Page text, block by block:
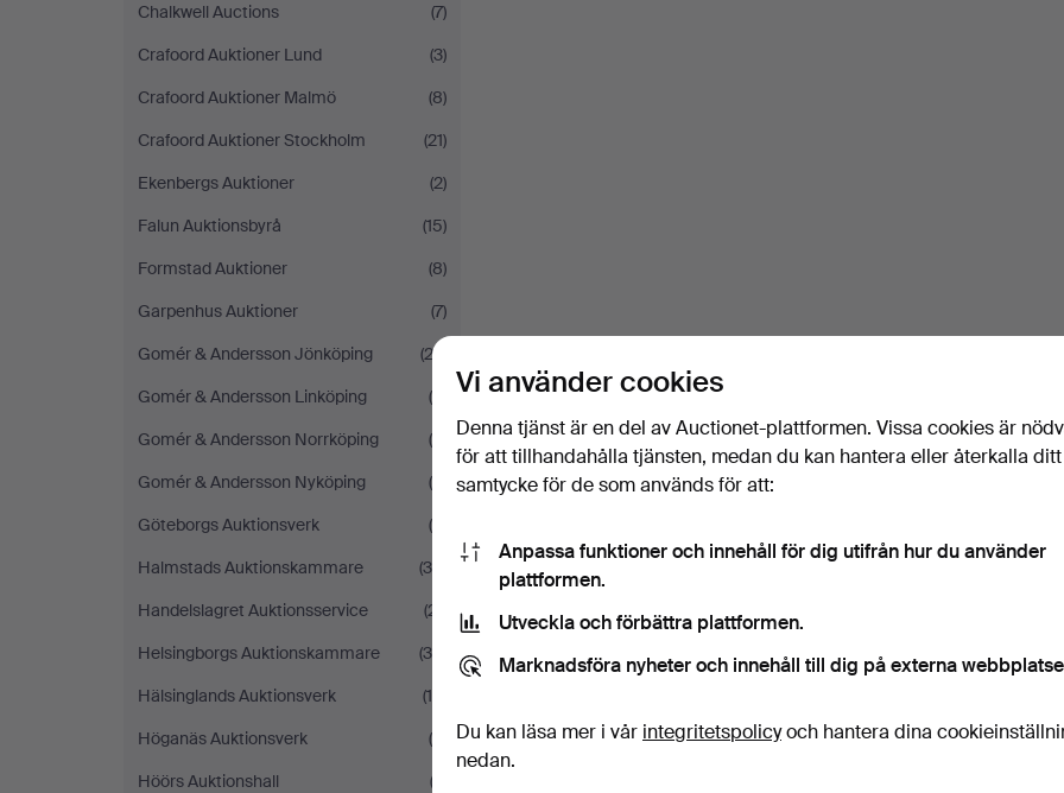
Chalkwell Auctions
(7)
Crafoord Auktioner Lund
(3)
Crafoord Auktioner Malmö
(8)
Crafoord Auktioner Stockholm
(21)
Ekenbergs Auktioner
(2)
Falun Auktionsbyrå
(15)
Formstad Auktioner
(8)
Garpenhus Auktioner
(7)
Gomér & Andersson Jönköping
(22)
Gomér & Andersson Linköping
(5)
Gomér & Andersson Norrköping
(4)
Gomér & Andersson Nyköping
(6)
Göteborgs Auktionsverk
(9)
Halmstads Auktionskammare
(36)
Handelslagret Auktionsservice
(21)
Helsingborgs Auktionskammare
(36)
Hälsinglands Auktionsverk
(18)
Höganäs Auktionsverk
(4)
Höörs Auktionshall
(2)
Vi använder cookies
Denna tjänst är en del av Auctionet-plattformen. Vissa cookies är
för att tillhandahålla tjänsten, medan du kan hantera eller återkalla ditt
samtycke för de som används för att:
Anpassa funktioner och innehåll för dig utifrån hur du använder
plattformen.
Utveckla och förbättra plattformen.
Marknadsföra nyheter och innehåll till dig på externa
Du kan läsa mer i vår integritetspolicyoch hantera dina
nedan.